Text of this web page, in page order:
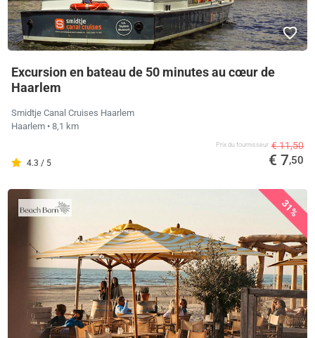
Excursion en bateau de 50 minutes au cœur de
Haarlem
Smidtje Canal Cruises Haarlem
Haarlem • 8,1 km
4.3 / 5
Prix ​​du fournisseur € 11,50
€ 7,50
31%